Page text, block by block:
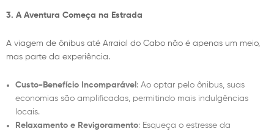
3. A Aventura Começa na Estrada
A viagem de ônibus até Arraial do Cabo não é apenas um meio,
mas parte da experiência.
Custo-Benefício Incomparável : Ao optar pelo ônibus, suas
economias são amplificadas, permitindo mais indulgências
locais.
Relaxamento e Revigoramento: Esqueça o estresse da